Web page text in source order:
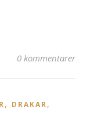
0 kommentarer
, DRAKAR,